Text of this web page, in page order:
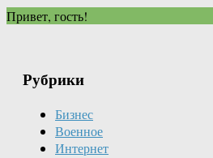
Привет, гость!
Рубрики
Бизнес
Военное
Интернет